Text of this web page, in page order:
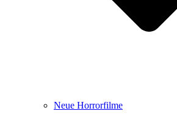
Neue Horrorfilme